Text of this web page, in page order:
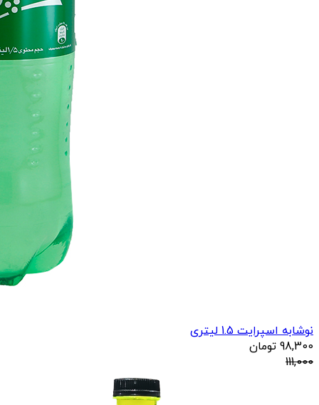
نوشابه اسپرایت 1.5 لیتری
98,300 تومان
111,000